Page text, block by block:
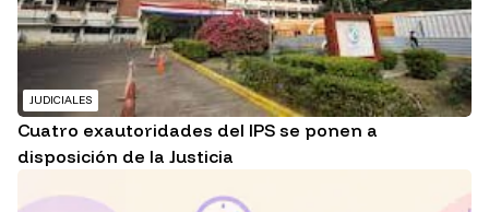
JUDICIALES
Cuatro exautoridades del IPS se ponen a
disposición de la Justicia